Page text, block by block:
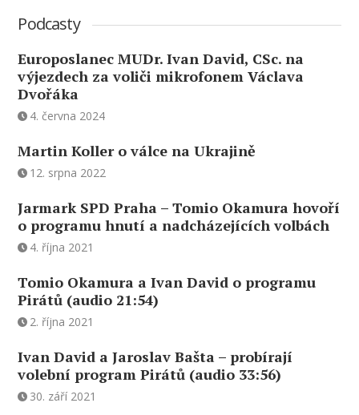
Podcasty
Europoslanec MUDr. Ivan David, CSc. na
výjezdech za voliči mikrofonem Václava
Dvořáka
4. června 2024
Martin Koller o válce na Ukrajině
12. srpna 2022
Jarmark SPD Praha – Tomio Okamura hovoří
o programu hnutí a nadcházejících volbách
4. října 2021
Tomio Okamura a Ivan David o programu
Pirátů (audio 21:54)
2. října 2021
Ivan David a Jaroslav Bašta – probírají
volební program Pirátů (audio 33:56)
30. září 2021